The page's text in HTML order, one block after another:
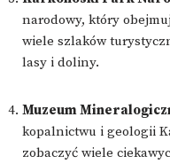
narodowy, który
wiele szlaków
lasy i doliny.
Muzeum
kopalnictwu i geologii
zobaczyć wiele